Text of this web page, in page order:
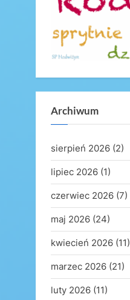
Archiwum
sierpień 2026 (2)
lipiec 2026 (1)
czerwiec 2026 (7)
maj 2026 (24)
kwiecień 2026 (11)
marzec 2026 (21)
luty 2026 (11)